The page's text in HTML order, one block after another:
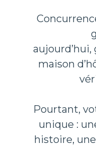
maison
Pourtant,
unique :
histoire,